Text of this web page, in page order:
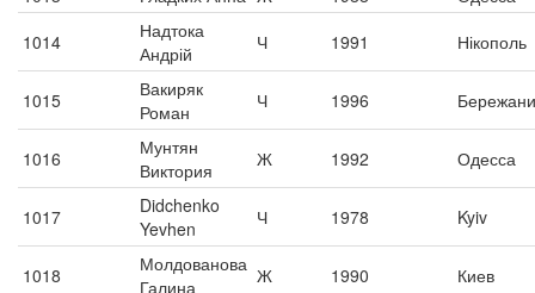
1014
Надтока
Андрій
Ч 1991 Нікополь
1015
Вакиряк
Роман
Ч 1996 Бережани
1016
Мунтян
Виктория
Ж 1992 Одесса
1017
Didchenko
Yevhen
Ч 1978 Kyiv
1018
Молдованова
Галина
Ж 1990 Киев